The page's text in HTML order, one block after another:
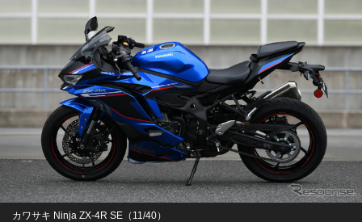
カワサキ Ninja ZX-4R SE（11/40）